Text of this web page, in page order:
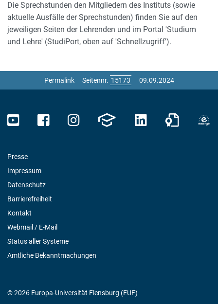
Die Sprechstunden den Mitgliedern des Instituts (sowie
aktuelle Ausfälle der Sprechstunden) finden Sie auf den
jeweiligen Seiten der Lehrenden und im Portal 'Studium
und Lehre' (StudiPort, oben auf 'Schnellzugriff').
Permalink Seitennr. 09.09.2024
Presse
Impressum
Datenschutz
Barrierefreiheit
Kontakt
Webmail / E-Mail
Status aller Systeme
Amtliche Bekanntmachungen
© 2026 Europa-Universität Flensburg (EUF)